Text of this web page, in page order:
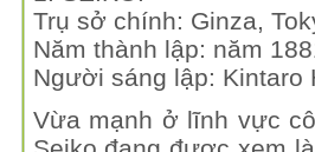
Trụ sở chính: Ginza,
Năm thành lập: năm
Người sáng lập: Kintaro
Vừa mạnh ở lĩnh vực